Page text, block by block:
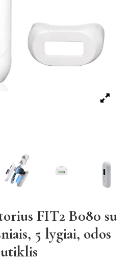
FIT2 B080 su
5 lygiai, odos